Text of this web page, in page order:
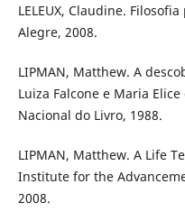
LELEUX, Claudine.
Alegre, 2008.
LIPMAN, Matthew. A
Luiza Falcone e Maria
Nacional do Livro, 1988.
LIPMAN, Matthew. A Life
Institute for the
2008.